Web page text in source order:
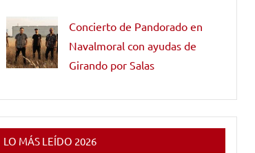
Concierto de Pandorado en
Navalmoral con ayudas de
Girando por Salas
LO MÁS LEÍDO 2026